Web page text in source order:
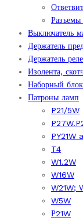
Разъемы
Выключатель
Держатель
Держатель реле
Изолента,
Наборный
Патроны ламп
P21/5W
PY21W
T4
W1.2W
W16W
W21W;
W5W
Р21W